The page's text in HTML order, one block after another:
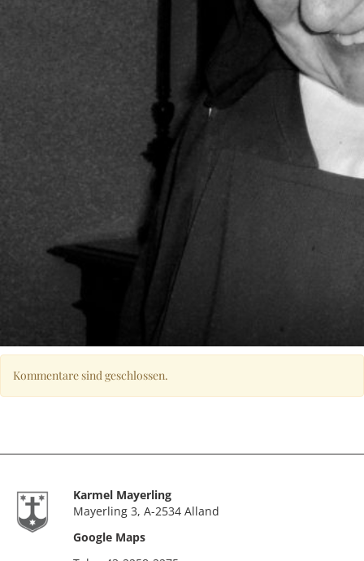
Kommentare sind geschlossen.
Karmel Mayerling
Mayerling 3, A-2534 Alland
Google Maps